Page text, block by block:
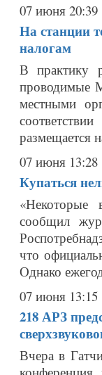
07 июня 20:39
На станции
налогам
В практику
проводимые
местными
размещается
07 июня 13:28
Купаться
«Некоторые
сообщил
что
Однако
07 июня 13:15
218 АРЗ
Вчера в